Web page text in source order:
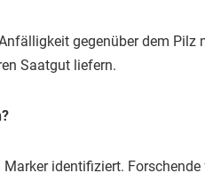
gegenüber dem Pilz
Saatgut liefern.
identifiziert.